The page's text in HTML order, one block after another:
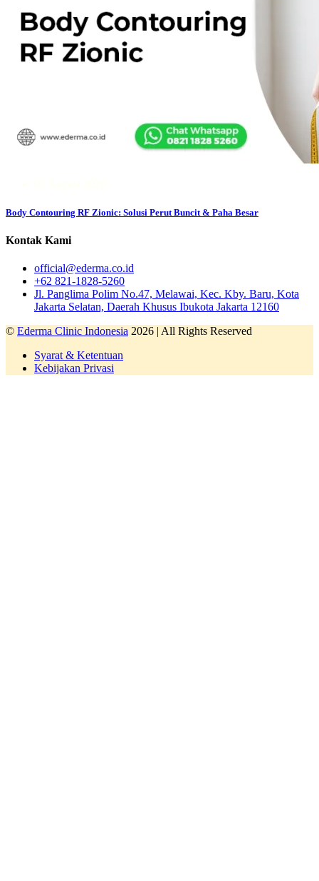
Body Contouring RF Zionic: Solusi Perut Buncit & Paha Besar
Kontak Kami
official@ederma.co.id
+62 821-1828-5260
Jl. Panglima Polim No.47, Melawai, Kec. Kby. Baru, Kota
Jakarta Selatan, Daerah Khusus Ibukota Jakarta 12160
© Ederma Clinic Indonesia 2026 | All Rights Reserved
Syarat & Ketentuan
Kebijakan Privasi